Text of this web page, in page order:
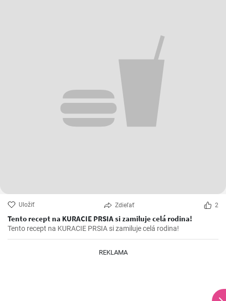
Uložiť Zdieľať 2
Tento recept na KURACIE PRSIA si zamiluje celá rodina!
Tento recept na KURACIE PRSIA si zamiluje celá rodina!
REKLAMA